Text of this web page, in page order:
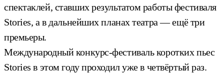
спектаклей, ставших результатом работы фестиваля
Stories, а в дальнейших планах театра — ещё три
премьеры.
Международный конкурс-фестиваль коротких пьес
Stories в этом году проходил уже в четвёртый раз.